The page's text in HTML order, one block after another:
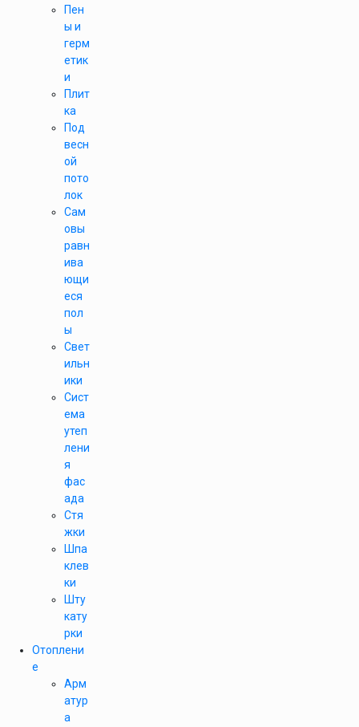
Пен
ы и
герм
етик
и
Плит
ка
Под
весн
ой
пото
лок
Сам
овы
равн
ива
ющи
еся
пол
ы
Свет
ильн
ики
Сист
ема
утеп
лени
я
фас
ада
Стя
жки
Шпа
клев
ки
Шту
кату
рки
Отоплени
е
Арм
атур
а